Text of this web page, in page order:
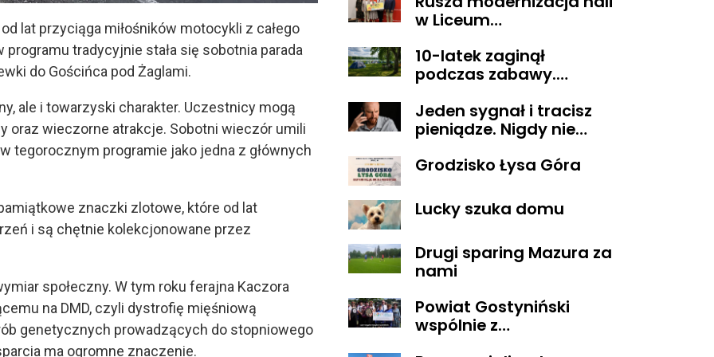
lat przyciąga miłośników motocykli z całego
tradycyjnie stała się sobotnia parada
do Gościńca pod Żaglami.
ale i towarzyski charakter. Uczestnicy mogą
oraz wieczorne atrakcje. Sobotni wieczór umili
tegorocznym programie jako jedna z głównych
znaczki zlotowe, które od lat
i są chętnie kolekcjonowane przez
społeczny. W tym roku ferajna Kaczora
na DMD, czyli dystrofię mięśniową
genetycznych prowadzących do stopniowego
ma ogromne znaczenie.
w Liceum
T. Kościuszki w
Gostyninie
10-latek zaginął
podczas zabawy.
szczęśliwie
Jeden sygnał i tracisz
pieniądze. Nigdy nie
numery
Grodzisko Łysa Góra
Lucky szuka domu
Drugi sparing Mazura za
nami
Powiat Gostyniński
wspólnie z